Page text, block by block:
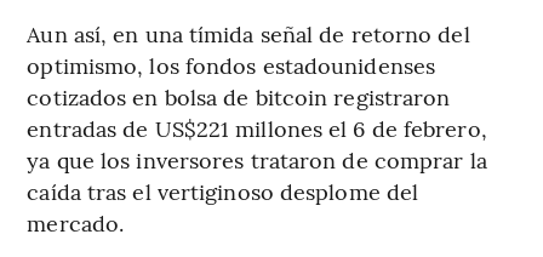
Aun así, en una tímida señal de retorno del
optimismo, los fondos estadounidenses
cotizados en bolsa de bitcoin registraron
entradas de US$221 millones el 6 de febrero,
ya que los inversores trataron de comprar la
caída tras el vertiginoso desplome del
mercado.